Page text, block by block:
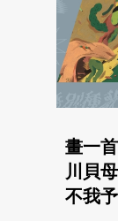
畫一首
川貝
不我